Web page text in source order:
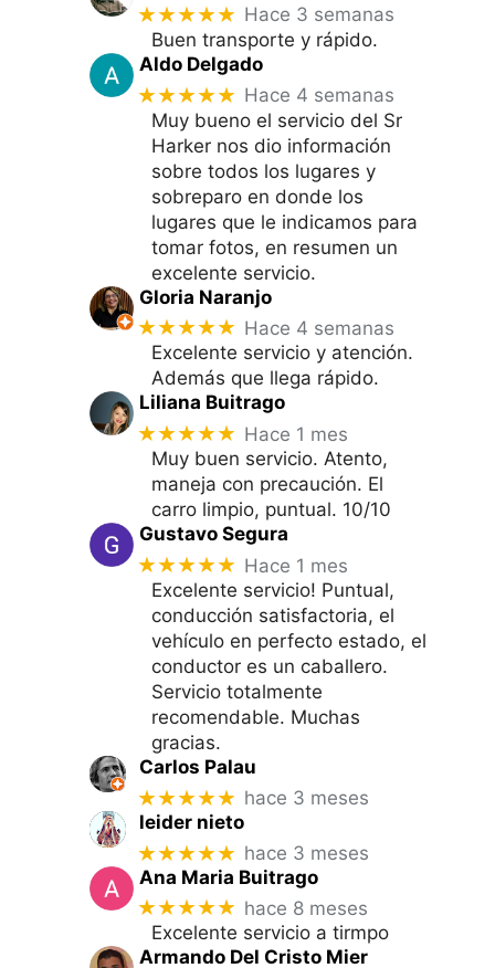
★★★★★ Hace 3 semanas
Buen transporte y rápido.
Aldo Delgado
★★★★★ Hace 4 semanas
Muy bueno el servicio del Sr
Harker nos dio información
sobre todos los lugares y
sobreparo en donde los
lugares que le indicamos para
tomar fotos, en resumen un
excelente servicio.
Gloria Naranjo
★★★★★ Hace 4 semanas
Excelente servicio y atención.
Además que llega rápido.
Liliana Buitrago
★★★★★ Hace 1 mes
Muy buen servicio. Atento,
maneja con precaución. El
carro limpio, puntual. 10/10
Gustavo Segura
★★★★★ Hace 1 mes
Excelente servicio! Puntual,
conducción satisfactoria, el
vehículo en perfecto estado, el
conductor es un caballero.
Servicio totalmente
recomendable. Muchas
gracias.
Carlos Palau
★★★★★ hace 3 meses
leider nieto
★★★★★ hace 3 meses
Ana Maria Buitrago
★★★★★ hace 8 meses
Excelente servicio a tirmpo
Armando Del Cristo Mier